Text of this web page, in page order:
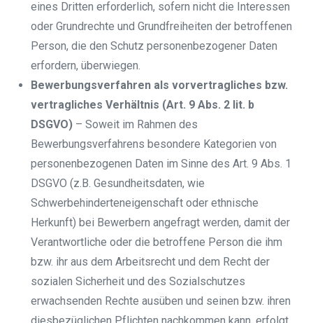
eines Dritten erforderlich, sofern nicht die Interessen
oder Grundrechte und Grundfreiheiten der betroffenen
Person, die den Schutz personenbezogener Daten
erfordern, überwiegen.
Bewerbungsverfahren als vorvertragliches bzw.
vertragliches Verhältnis (Art. 9 Abs. 2 lit. b
DSGVO) – Soweit im Rahmen des
Bewerbungsverfahrens besondere Kategorien von
personenbezogenen Daten im Sinne des Art. 9 Abs. 1
DSGVO (z.B. Gesundheitsdaten, wie
Schwerbehinderteneigenschaft oder ethnische
Herkunft) bei Bewerbern angefragt werden, damit der
Verantwortliche oder die betroffene Person die ihm
bzw. ihr aus dem Arbeitsrecht und dem Recht der
sozialen Sicherheit und des Sozialschutzes
erwachsenden Rechte ausüben und seinen bzw. ihren
diesbezüglichen Pflichten nachkommen kann, erfolgt